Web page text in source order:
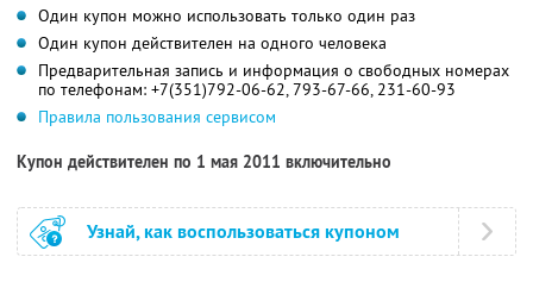
Один купон можно использовать только один раз
Один купон действителен на одного человека
Предварительная запись и информация о свободных номерах
по телефонам: +7(351)792-06-62, 793-67-66, 231-60-93
Правила пользования сервисом
Купон действителен по 1 мая 2011 включительно
Узнай, как воспользоваться купоном